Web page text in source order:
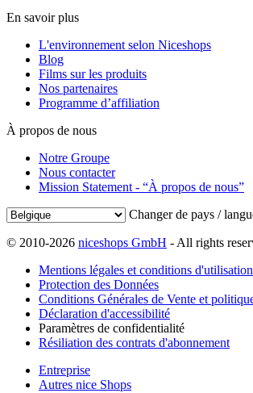
En savoir plus
L'environnement selon Niceshops
Blog
Films sur les produits
Nos partenaires
Programme d’affiliation
À propos de nous
Notre Groupe
Nous contacter
Mission Statement - “À propos de nous”
Changer de pays /
© 2010-2026 niceshops GmbH - All rights
Mentions légales et conditions d'utilisation
Protection des Données
Conditions Générales de Vente et
Déclaration d'accessibilité
Paramètres de confidentialité
Résiliation des contrats d'abonnement
Entreprise
Autres nice Shops